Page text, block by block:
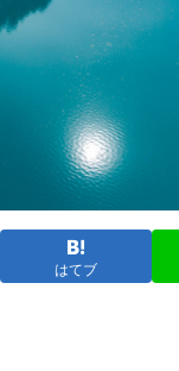
はてブ